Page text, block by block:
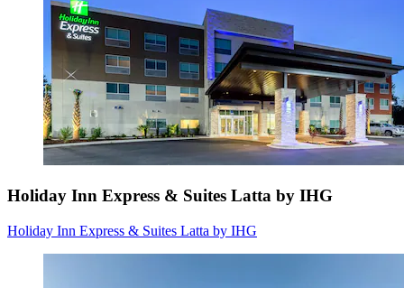
Holiday Inn Express & Suites Latta by IHG
Holiday Inn Express & Suites Latta by IHG